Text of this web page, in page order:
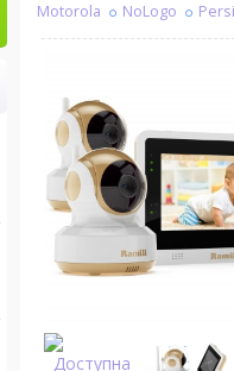
Motorola
NoLogo